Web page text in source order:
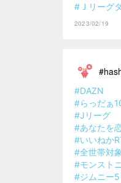
#Ｊリーグ
2023/02/19
#DAZN
#らっだぁ
#Jリーグ
#あなたを
#いいねか
#全世帯対象
#モンスト
#ジムニー5